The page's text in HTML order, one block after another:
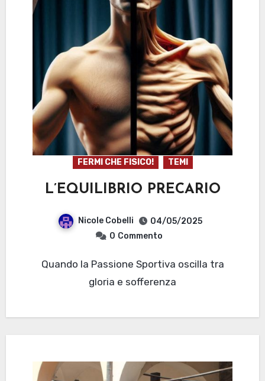
FERMI CHE FISICO! TEMI
L’EQUILIBRIO PRECARIO
Nicole Cobelli
04/05/2025
0 Commento
Quando la Passione Sportiva oscilla tra
gloria e sofferenza